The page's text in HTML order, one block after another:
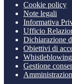
Cookie policy
Note legali
Informativa
Ufficio
Dichiarazione
Obiettivi di
Whistleblowing
Gestione